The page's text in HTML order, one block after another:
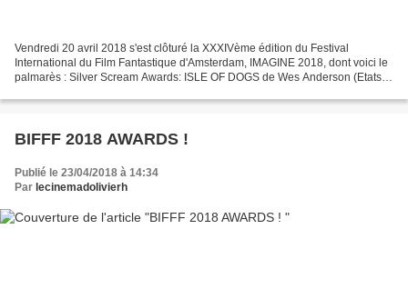
Vendredi 20 avril 2018 s'est clôturé la XXXIVème édition du Festival
International du Film Fantastique d'Amsterdam, IMAGINE 2018, dont voici le
palmarès : Silver Scream Awards: ISLE OF DOGS de Wes Anderson (Etats-
BIFFF 2018 AWARDS !
Publié le 23/04/2018 à 14:34
Par lecinemadolivierh